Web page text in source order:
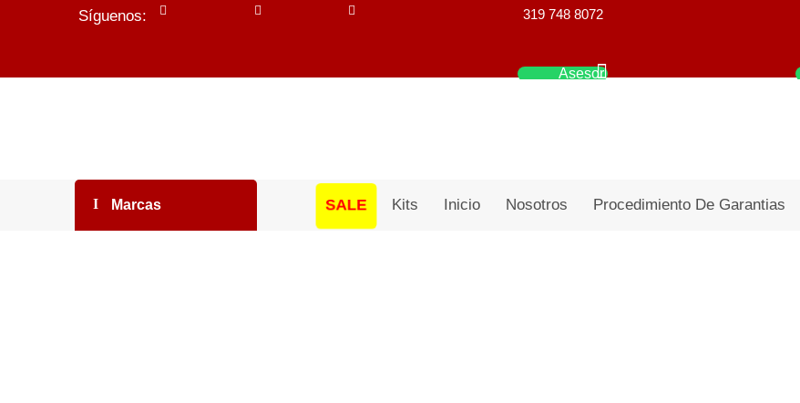
Síguenos: 319 748 8072
Asesor
Marcas SALE Kits Inicio Nosotros Procedimiento De Garantias